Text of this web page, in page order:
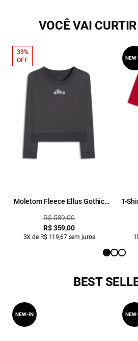
VOCÊ VAI
Moletom Fleece Ellus Gothic
R$ 589,00
R$ 359,00
3X de R$ 119,67 sem juros
39%
OFF
T-
BEST
NEW-IN